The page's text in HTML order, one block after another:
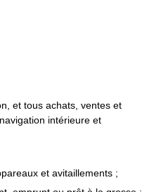
et tous achats, ventes et
intérieure et
et avitaillements ;